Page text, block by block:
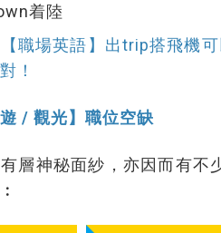
着陸
職場英語】出trip搭飛機
！
/ 觀光】職位空缺
層神秘面紗，亦因而有不